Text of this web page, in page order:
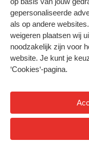
gepersonaliseerde
als op andere
weigeren plaatsen wij
noodzakelijk zijn voor
website. Je kunt je
‘Cookies‘-pagina.
HIER
Privacy
Cookies